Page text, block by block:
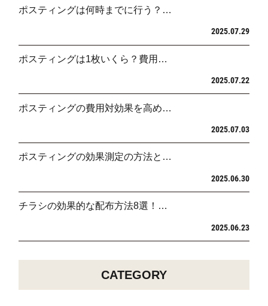
ポスティングは何時までに行う？…
2025.07.29
ポスティングは1枚いくら？費用…
2025.07.22
ポスティングの費用対効果を高め…
2025.07.03
ポスティングの効果測定の方法と…
2025.06.30
チラシの効果的な配布方法8選！…
2025.06.23
CATEGORY